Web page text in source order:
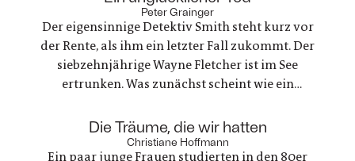
Peter Grainger
Der eigensinnige Detektiv Smith steht kurz vor
der Rente, als ihm ein letzter Fall zukommt. Der
siebzehnjährige Wayne Fletcher ist im See
ertrunken. Was zunächst scheint wie ein
anderes heraus. Es geht um nichts weniger als die
große Frage nach Gerechtigkeit. Eine
Die Träume, die wir hatten
Christiane Hoffmann
Ein paar junge Frauen studierten in den 80er